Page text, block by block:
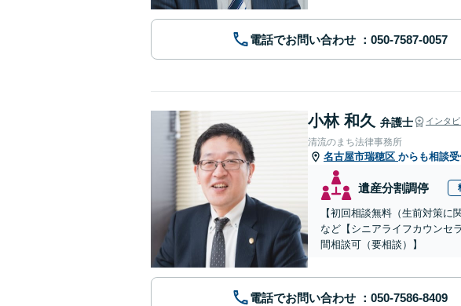
電話でお問い合わせ
小林 和久 弁護士 インタ
清流のまち法律事務所
名古屋市瑞穂区 からも相談受
遺産分割調停
【初回相談無料（生前対策
など【シニアライフカウンセ
間相談可（要相談）】
電話でお問い合わせ